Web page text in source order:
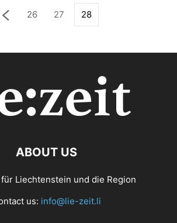
26 27 28
ABOUT US
Liechtenstein und die Region
us: info@lie-zeit.li